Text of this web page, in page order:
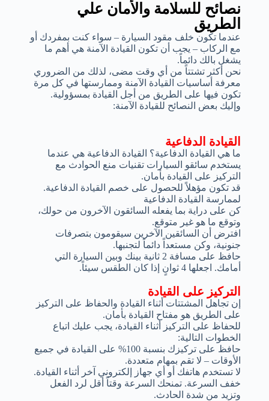
نصائح للسلامة والأمان علي
الطريق
عندما تكون خلف مقود السيارة – سواء كنت بمفردك أو
مع الركاب – يجب أن تكون القيادة الآمنة هي أهم ما
يشغل بالك دائماً.
نحن أكثر تشتتاً من أي وقت مضى، لذلك من الضروري
معرفة أساسيات القيادة الآمنة وممارستها في كل مرة
تكون فيها على الطريق من أجل القيادة بمسؤولية.
وإليك بعض النصائح للقيادة الآمنة:
التركيز على القيادة
إن تجاهل المشتتات أثناء القيادة والحفاظ على التركيز
على الطريق هو مفتاح القيادة بأمان.
للحفاظ على التركيز أثناء القيادة، يجب عليك اتباع
الخطوات التالية:
حافظ على تركيزك بنسبة 100% على القيادة في جميع
الأوقات – لا تقم بمهام متعددة.
لا تستخدم هاتفك أو أي جهاز إلكتروني آخر أثناء القيادة.
خفف السرعة. تمنحك السرعة وقتاً أقل لرد الفعل
وتزيد من شدة الحادث.
القيادة الدفاعية
ما هي القيادة الدفاعية؟ القيادة الدفاعية هي عندما
يستخدم سائقو السيارات تقنيات منع الحوادث مع
التركيز على القيادة بأمان.
قد تكون مؤهلاً للحصول على خصم القيادة الدفاعية.
لممارسة القيادة الدفاعية
كن على دراية بما يفعله السائقون الآخرون من حولك،
وتوقع ما هو غير متوقع.
افترض أن السائقين الآخرين سيقومون بتصرفات
جنونية، وكن مستعداً دائماً لتجنبها.
حافظ على مسافة 2 ثانية بينك وبين السيارة التي
أمامك. اجعلها 4 ثوانٍ إذا كان الطقس سيئاً.